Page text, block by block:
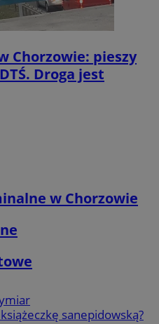
Chorzowie: pieszy
Droga jest
w Chorzowie
sanepidowską?